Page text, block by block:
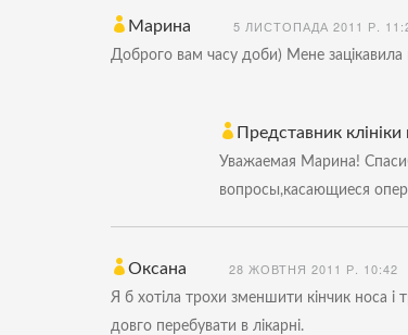
Марина 5 ЛИСТОПАДА 2011 Р.
Доброго вам часу доби) Мене
Представник клініки
Уважаемая Марина!
вопросы,касающиеся
Оксана 28 ЖОВТНЯ 2011 Р. 10:42
Я б хотіла трохи зменшити кінчик носа і
довго перебувати в лікарні.